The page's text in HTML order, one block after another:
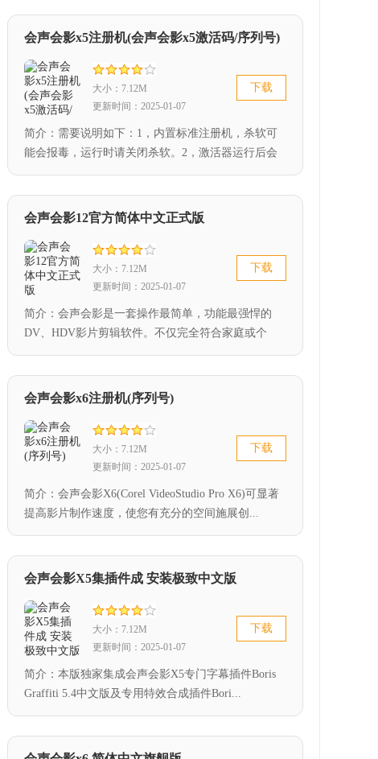
会声会影x5注册机(会声会影x5激活码/序列号)
大小：7.12M
更新时间：2025-01-07
下载
简介：需要说明如下：1，内置标准注册机，杀软可
能会报毒，运行时请关闭杀软。2，激活器运行后会
在后台...
会声会影12官方简体中文正式版
大小：7.12M
更新时间：2025-01-07
下载
简介：会声会影是一套操作最简单，功能最强悍的
DV、HDV影片剪辑软件。不仅完全符合家庭或个
人...
会声会影x6注册机(序列号)
大小：7.12M
更新时间：2025-01-07
下载
简介：会声会影X6(Corel VideoStudio Pro X6)可显著
提高影片制作速度，使您有充分的空间施展创...
会声会影X5集插件成 安装极致中文版
大小：7.12M
更新时间：2025-01-07
下载
简介：本版独家集成会声会影X5专门字幕插件Boris
Graffiti 5.4中文版及专用特效合成插件Bori...